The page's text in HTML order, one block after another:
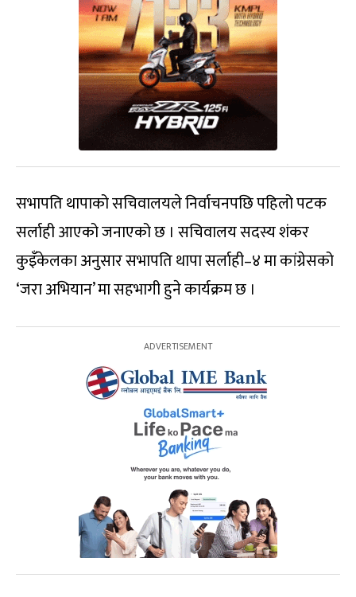
सभापति थापाको सचिवालयले निर्वाचनपछि पहिलो पटक
सर्लाही आएको जनाएको छ । सचिवालय सदस्य शंकर
कुइँकेलका अनुसार सभापति थापा सर्लाही–४ मा कांग्रेसको
‘जरा अभियान’ मा सहभागी हुने कार्यक्रम छ ।